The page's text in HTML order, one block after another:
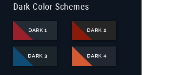
Dark Color Schemes
DARK 1 DARK 2
DARK 3 DARK 4